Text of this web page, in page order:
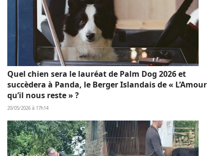
Quel chien sera le lauréat de Palm Dog 2026 et
succèdera à Panda, le Berger Islandais de « L’Amour
qu’il nous reste » ?
20/05/2026 à 17h14